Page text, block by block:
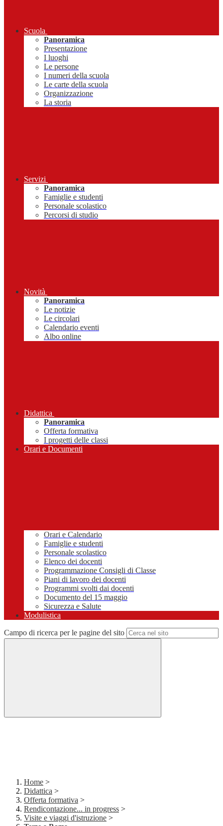
Scuola
Panoramica
Presentazione
I luoghi
Le persone
I numeri della scuola
Le carte della scuola
Organizzazione
La storia
Servizi
Panoramica
Famiglie e studenti
Personale scolastico
Percorsi di studio
Novità
Panoramica
Le notizie
Le circolari
Calendario eventi
Albo online
Didattica
Panoramica
Offerta formativa
I progetti delle classi
Orari e Documenti
Orari e Calendario
Famiglie e studenti
Personale scolastico
Elenco dei docenti
Programmazione Consigli di Classe
Piani di lavoro dei docenti
Programmi svolti dai docenti
Documento del 15 maggio
Sicurezza e Salute
Modulistica
Campo di ricerca per le pagine del sito
Home >
Didattica >
Offerta formativa >
Rendicontazione... in progress >
Visite e viaggi d'istruzione >